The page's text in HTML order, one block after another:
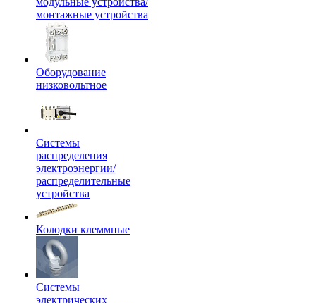
монтажные устройства
Оборудование
низковольтное
Системы
распределения
электроэнергии/
распределительные
устройства
Колодки клеммные
Системы
электрических